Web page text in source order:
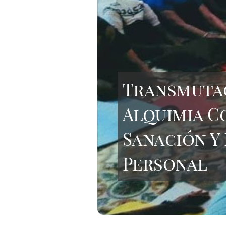
Alquimia
Sanación
Personal